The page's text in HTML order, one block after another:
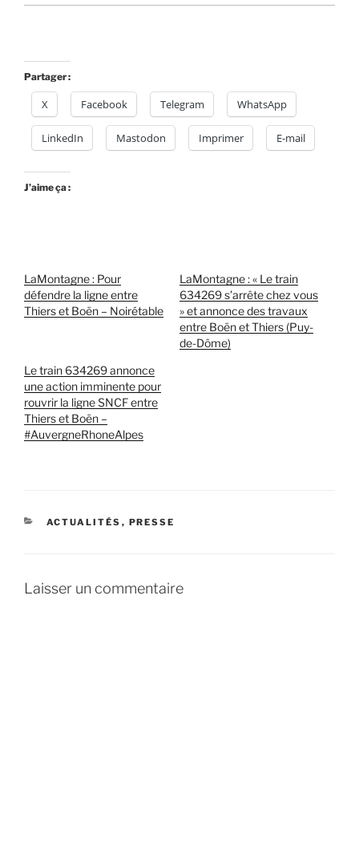
Partager :
X Facebook Telegram WhatsApp
LinkedIn Mastodon Imprimer E-mail
J’aime ça :
LaMontagne : Pour
défendre la ligne entre
Thiers et Boën – Noirétable
LaMontagne : « Le train
634269 s’arrête chez vous
» et annonce des travaux
entre Boën et Thiers (Puy-
de-Dôme)
Le train 634269 annonce
une action imminente pour
rouvrir la ligne SNCF entre
Thiers et Boën –
#AuvergneRhoneAlpes
CATÉGORIES
ACTUALITÉS , PRESSE
Laisser un commentaire